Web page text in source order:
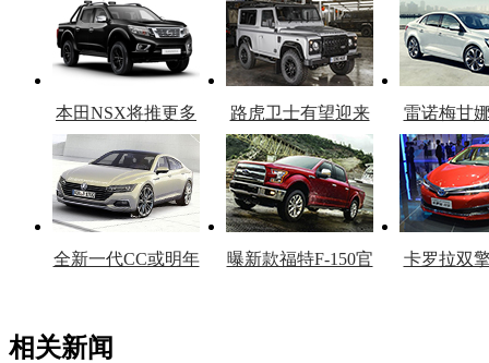
本田NSX将推更多
车型
路虎卫士有望迎来
复产
雷诺梅甘
官
全新一代CC或明年
曝新款福特F-150官
卡罗拉双
相关新闻